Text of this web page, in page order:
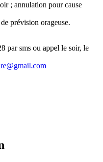
; annulation pour cause
prévision orageuse.
par sms ou appel le soir, le